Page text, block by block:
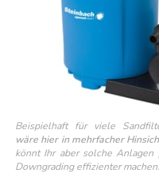
Beispielhaft für viele
wäre hier in mehrfacher
könnt Ihr aber solche Anlagen
Downgrading effizienter machen.